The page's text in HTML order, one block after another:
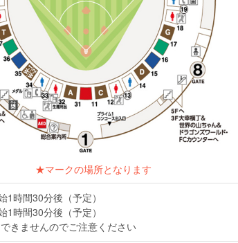
★マークの場所となります
時間30分後（予定）
時間30分後（予定）
きませんのでご注意ください